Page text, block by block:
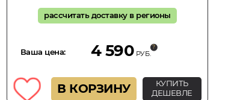
рассчитать доставку в регионы
Ваша цена: 4 590 РУБ.
В КОРЗИНУ
КУПИТЬ
ДЕШЕВЛЕ